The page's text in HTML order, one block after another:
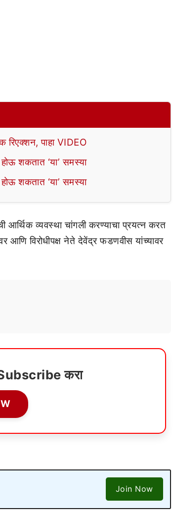
पाहा VIDEO
शकतात ‘या’ समस्या
शकतात ‘या’ समस्या
आर्थिक व्यवस्था चांगली करण्याचा प्रयत्न करत
विरोधीपक्ष नेते देवेंद्र फडणवीस यांच्यावर
करा
Join Now